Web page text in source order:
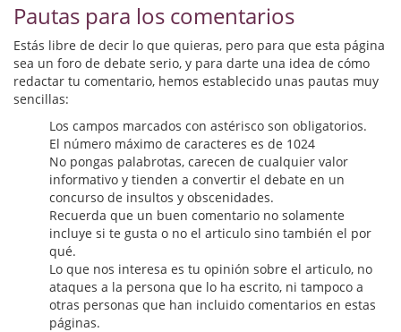
Cine
Cocina
Cómic
Cuentos y relatos
Deportes
Derecho
Discos deVinilo. LP
Divulgación científica
Pautas para los comentarios
Estás libre de decir lo que quieras, pero para que esta página
sea un foro de debate serio, y para darte una idea de cómo
redactar tu comentario, hemos establecido unas pautas muy
sencillas:
Los campos marcados con astérisco son obligatorios.
El número máximo de caracteres es de 1024
No pongas palabrotas, carecen de cualquier valor
informativo y tienden a convertir el debate en un
concurso de insultos y obscenidades.
Recuerda que un buen comentario no solamente
incluye si te gusta o no el articulo sino también el por
qué.
Lo que nos interesa es tu opinión sobre el articulo, no
ataques a la persona que lo ha escrito, ni tampoco a
otras personas que han incluido comentarios en estas
páginas.